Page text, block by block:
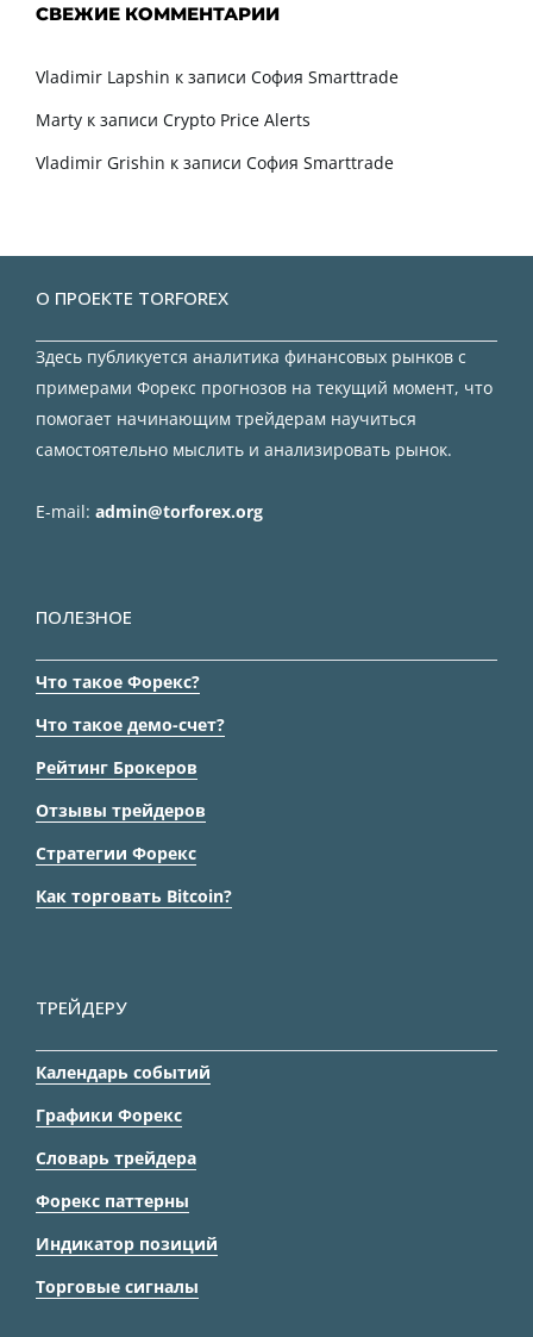
СВЕЖИЕ КОММЕНТАРИИ
Vladimir Lapshin к записи София Smarttrade
Marty к записи Crypto Price Alerts
Vladimir Grishin к записи София Smarttrade
О ПРОЕКТЕ TORFOREX
Здесь публикуется аналитика финансовых рынков с
примерами Форекс прогнозов на текущий момент, что
помогает начинающим трейдерам научиться
самостоятельно мыслить и анализировать рынок.
E-mail: admin@torforex.org
ПОЛЕЗНОЕ
Что такое Форекс?
Что такое демо-счет?
Рейтинг Брокеров
Отзывы трейдеров
Стратегии Форекс
Как торговать Bitcoin?
ТРЕЙДЕРУ
Календарь событий
Графики Форекс
Словарь трейдера
Форекс паттерны
Индикатор позиций
Торговые сигналы